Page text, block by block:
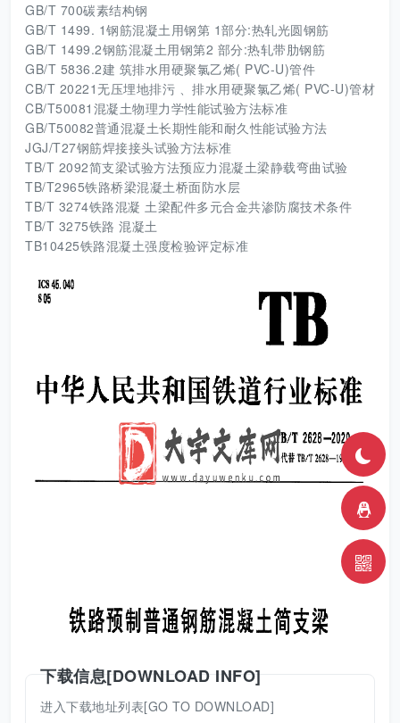
GB/T 700碳素结构钢
GB/T 1499. 1钢筋混凝土用钢第 1部分:热轧光圆钢筋
GB/T 1499.2钢筋混凝土用钢第2 部分:热轧带肋钢筋
GB/T 5836.2建 筑排水用硬聚氯乙烯( PVC-U)管件
CB/T 20221无压埋地排污 、排水用硬聚氯乙烯( PVC-U)管材
CB/T50081混凝土物理力学性能试验方法标准
GB/T50082普通混凝土长期性能和耐久性能试验方法
JGJ/T27钢筋焊接接头试验方法标准
TB/T 2092简支梁试验方法预应力混凝土梁静载弯曲试验
TB/T2965铁路桥梁混凝土桥面防水层
TB/T 3274铁路混凝 土梁配件多元合金共渗防腐技术条件
TB/T 3275铁路 混凝土
TB10425铁路混凝土强度检验评定标准
下载信息[DOWNLOAD INFO]
进入下载地址列表[GO TO DOWNLOAD]